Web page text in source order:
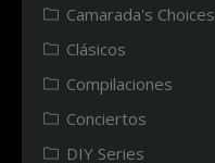
Camarada's Choices
Clásicos
Compilaciones
Conciertos
DIY Series